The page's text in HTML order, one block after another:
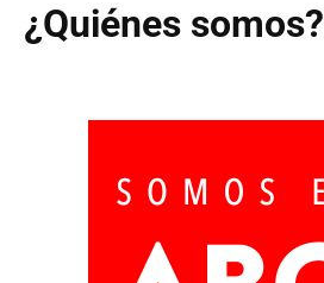
¿Quiénes somos?